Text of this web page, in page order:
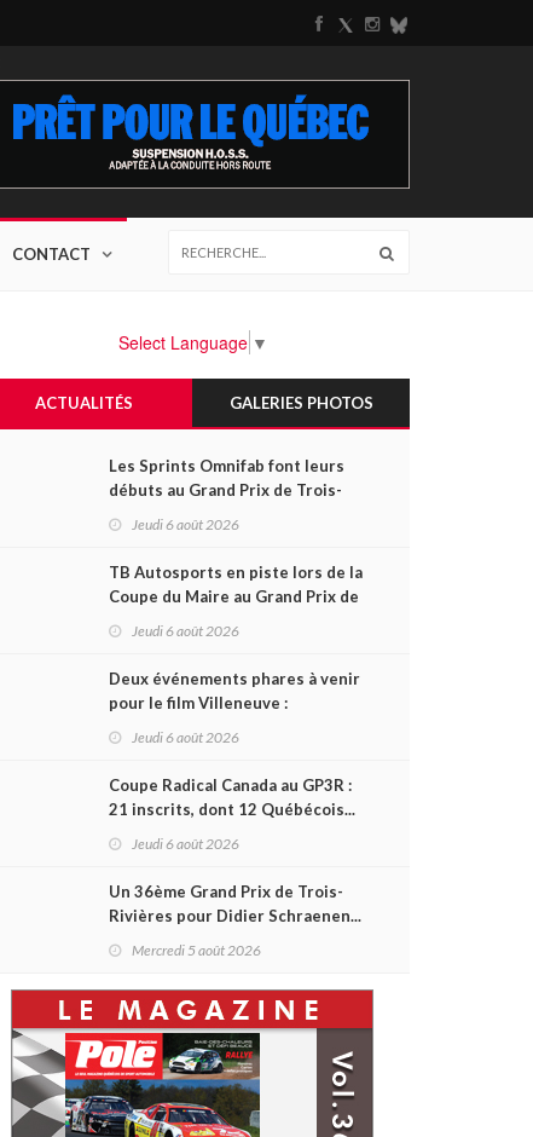
CONTACT
Select Language ▼
ACTUALITÉS GALERIES PHOTOS
Les Sprints Omnifab font leurs
débuts au Grand Prix de Trois-
Rivières avec un format inspiré
Jeudi 6 août 2026
TB Autosports en piste lors de la
Coupe du Maire au Grand Prix de
Trois-Rivières
Jeudi 6 août 2026
Deux événements phares à venir
pour le film Villeneuve :
L'ascension d'une légende (+
Jeudi 6 août 2026
Coupe Radical Canada au GP3R :
21 inscrits, dont 12 Québécois...
et un premier gain d'Antoine
Jeudi 6 août 2026
Un 36ème Grand Prix de Trois-
Rivières pour Didier Schraenen...
et une première en Challenge
Mercredi 5 août 2026